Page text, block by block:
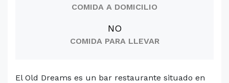
COMIDA A DOMICILIO
NO
COMIDA PARA LLEVAR
El Old Dreams es un bar restaurante situado en